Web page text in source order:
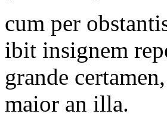
cum per
ibit insignem
grande
maior an illa.